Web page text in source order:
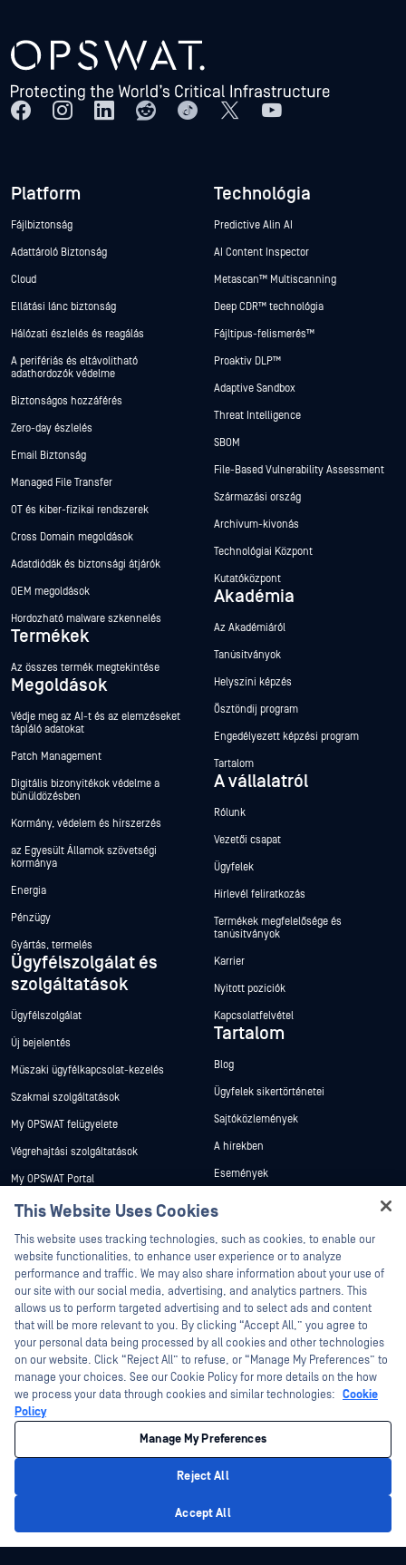
Platform
Fájlbiztonság
Adattároló Biztonság
Cloud
Ellátási lánc biztonság
Hálózati észlelés és reagálás
A perifériás és eltávolítható
adathordozók védelme
Biztonságos hozzáférés
Zero-day észlelés
Email Biztonság
Managed File Transfer
OT és kiber-fizikai rendszerek
Cross Domain megoldások
Adatdiódák és biztonsági átjárók
OEM megoldások
Hordozható malware szkennelés
Termékek
Az összes termék megtekintése
Megoldások
Védje meg az AI-t és az elemzéseket
tápláló adatokat
Patch Management
Digitális bizonyítékok védelme a
bűnüldözésben
Kormány, védelem és hírszerzés
az Egyesült Államok szövetségi
kormánya
Energia
Pénzügy
Gyártás, termelés
Ügyfélszolgálat és
szolgáltatások
Ügyfélszolgálat
Új bejelentés
Műszaki ügyfélkapcsolat-kezelés
Szakmai szolgáltatások
My OPSWAT felügyelete
Végrehajtási szolgáltatások
My OPSWAT Portal
Műszaki dokumentáció
Képzések
Biztonsági sebezhetőségi program
Partnerek
Tanúsítvány
Technológiai partnerek
Channel partner program
Technológia
Predictive Alin AI
AI Content Inspector
Metascan™ Multiscanning
Deep CDR™ technológia
Fájltípus-felismerés™
Proaktív DLP™
Adaptive Sandbox
Threat Intelligence
SBOM
File-Based Vulnerability Assessment
Származási ország
Archívum-kivonás
Technológiai Központ
Kutatóközpont
Akadémia
Az Akadémiáról
Tanúsítványok
Helyszíni képzés
Ösztöndíj program
Engedélyezett képzési program
Tartalom
A vállalatról
Rólunk
Vezetői csapat
Ügyfelek
Hírlevél feliratkozás
Termékek megfelelősége és
tanúsítványok
Karrier
Nyitott pozíciók
Kapcsolatfelvétel
Tartalom
Blog
Ügyfelek sikertörténetei
Sajtóközlemények
A hírekben
Események
Fehér könyvek
©2026 OPSWAT . Minden jog fenntartva. OPSWAT, MetaDefender, Metascan,
MetaAccess, az OPSWAT , Trust no File. Trust No Device., OPSWAT , Protecting the
World's Critical Infrastructure, Deep CDR™ Technology, InQuest, az InQuest logó,
DFI, RetroHunt, Deep File Inspection és Join the Hunt az OPSWAT védjegyei. A
harmadik felek védjegyei a megfelelő tulajdonosok tulajdonát képezik.
Cookie beállítások kezelése
This Website Uses Cookies
This website uses tracking technologies, such as cookies, to enable our
website functionalities, to enhance user experience or to analyze
performance and traffic. We may also share information about your use of
our site with our social media, advertising, and analytics partners. This
allows us to perform targeted advertising and to select ads and content
that will be more relevant to you. By clicking “Accept All,” you agree to
your personal data being processed by all cookies and other technologies
on our website. Click “Reject All” to refuse, or “Manage My Preferences” to
manage your choices. See our Cookie Policy for more details on the how
we process your data through cookies and similar technologies: Cookie
Policy
Manage My Preferences
Reject All
Accept All
Hey there!
I'm Ozzy, your OPSWAT virtual assistant.
How can I help you secure what's critical
today?